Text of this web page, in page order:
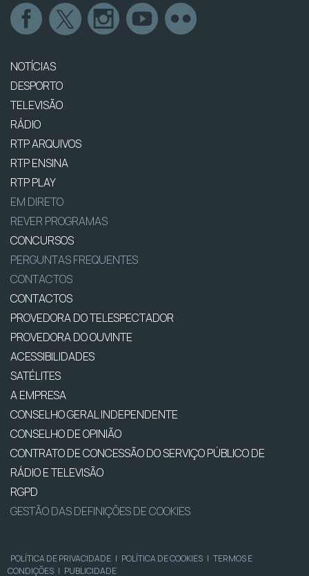
NOTÍCIAS
DESPORTO
TELEVISÃO
RÁDIO
RTP ARQUIVOS
RTP ENSINA
RTP PLAY
EM DIRETO
REVER PROGRAMAS
CONCURSOS
PERGUNTAS FREQUENTES
CONTACTOS
CONTACTOS
PROVEDORA DO TELESPECTADOR
PROVEDORA DO OUVINTE
ACESSIBILIDADES
SATÉLITES
A EMPRESA
CONSELHO GERAL INDEPENDENTE
CONSELHO DE OPINIÃO
CONTRATO DE CONCESSÃO DO SERVIÇO PÚBLICO DE
RÁDIO E TELEVISÃO
RGPD
GESTÃO DAS DEFINIÇÕES DE COOKIES
POLÍTICA DE PRIVACIDADE | POLÍTICA DE COOKIES | TERMOS E
CONDIÇÕES | PUBLICIDADE